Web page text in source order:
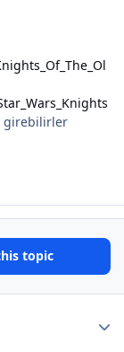
girebilirler
topic